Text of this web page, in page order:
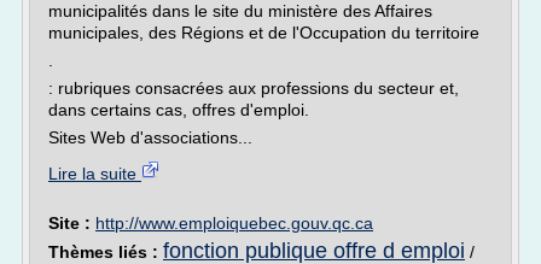
municipalités dans le site du ministère des Affaires
municipales, des Régions et de l'Occupation du territoire
: rubriques consacrées aux professions du secteur et,
dans certains cas, offres d'emploi.
Sites Web d'associations...
Lire la suite
Site : http://www.emploiquebec.gouv.qc.ca
Thèmes liés : fonction publique offre d emploi /